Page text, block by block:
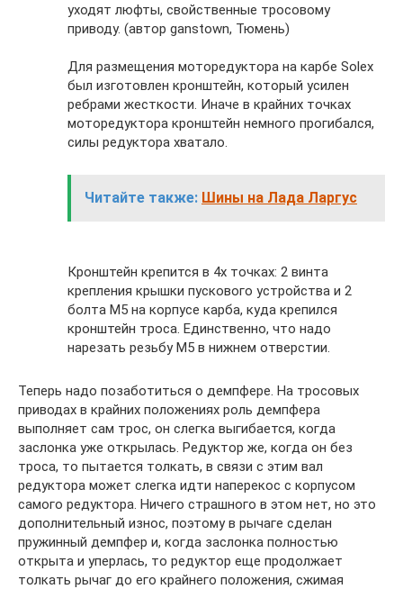
уходят люфты, свойственные тросовому
приводу. (автор ganstown, Тюмень)
Для размещения моторедуктора на карбе Solex
был изготовлен кронштейн, который усилен
ребрами жесткости. Иначе в крайних точках
моторедуктора кронштейн немного прогибался,
силы редуктора хватало.
Читайте также: Шины на Лада Ларгус
Кронштейн крепится в 4х точках: 2 винта
крепления крышки пускового устройства и 2
болта М5 на корпусе карба, куда крепился
кронштейн троса. Единственно, что надо
нарезать резьбу М5 в нижнем отверстии.
Теперь надо позаботиться о демпфере. На тросовых
приводах в крайних положениях роль демпфера
выполняет сам трос, он слегка выгибается, когда
заслонка уже открылась. Редуктор же, когда он без
троса, то пытается толкать, в связи с этим вал
редуктора может слегка идти наперекос с корпусом
самого редуктора. Ничего страшного в этом нет, но это
дополнительный износ, поэтому в рычаге сделан
пружинный демпфер и, когда заслонка полностью
открыта и уперлась, то редуктор еще продолжает
толкать рычаг до его крайнего положения, сжимая